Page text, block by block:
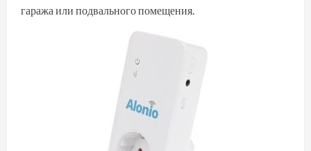
гаража или подвального помещения.